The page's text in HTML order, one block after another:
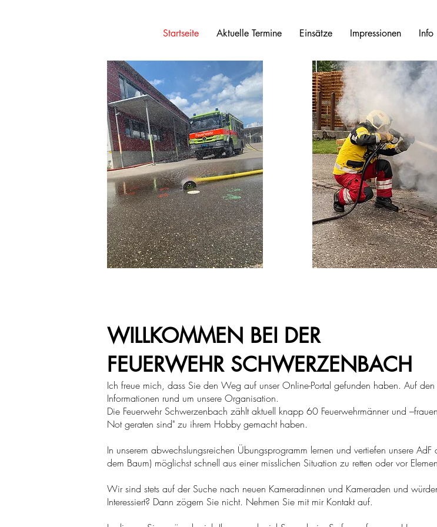
Startseite Aktuelle Termine Einsätze Impressionen Info
WILLKOMMEN BEI DER
FEUERWEHR SCHWERZENBACH
Ich freue mich, dass Sie den Weg auf unser Online-Portal gefunden haben. Auf
Informationen rund um unsere Organisation.
Die Feuerwehr Schwerzenbach zählt aktuell knapp 60 Feuerwehrmänner und
Not geraten sind" zu ihrem Hobby gemacht haben.
In unserem abwechslungsreichen Übungsprogramm lernen und vertiefen unsere
dem Baum) möglichst schnell aus einer misslichen Situation zu retten oder vor
Wir sind stets auf der Suche nach neuen Kameradinnen und Kameraden und
Interessiert? Dann zögern Sie nicht. Nehmen Sie mit mir Kontakt auf.